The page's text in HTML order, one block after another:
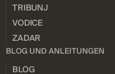
TRIBUNJ
VODICE
ZADAR
BLOG UND ANLEITUNGEN
BLOG